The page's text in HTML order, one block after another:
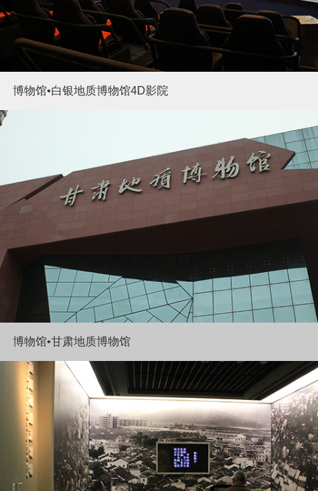
博物馆•白银地质博物馆4D影院
博物馆•甘肃地质博物馆